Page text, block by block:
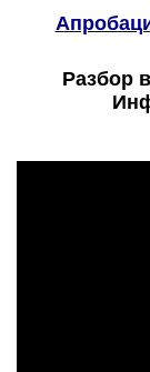
Разбор